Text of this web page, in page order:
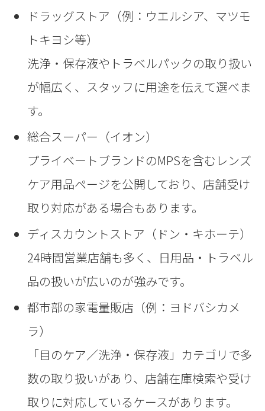
ドラッグストア（例：ウエルシア、マツモ
トキヨシ等）
洗浄・保存液やトラベルパックの取り扱い
が幅広く、スタッフに用途を伝えて選べま
す。
総合スーパー（イオン）
プライベートブランドのMPSを含むレンズ
ケア用品ページを公開しており、店舗受け
取り対応がある場合もあります。
ディスカウントストア（ドン・キホーテ）
24時間営業店舗も多く、日用品・トラベル
品の扱いが広いのが強みです。
都市部の家電量販店（例：ヨドバシカメ
ラ）
「目のケア／洗浄・保存液」カテゴリで多
数の取り扱いがあり、店舗在庫検索や受け
取りに対応しているケースがあります。